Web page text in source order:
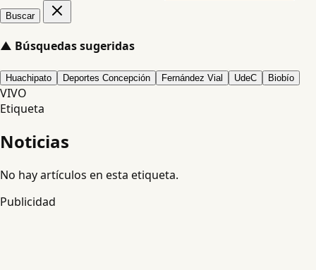
Buscar
▲ Búsquedas sugeridas
Huachipato Deportes Concepción Fernández Vial UdeC Biobío
VIVO
Etiqueta
Noticias
No hay artículos en esta etiqueta.
Publicidad